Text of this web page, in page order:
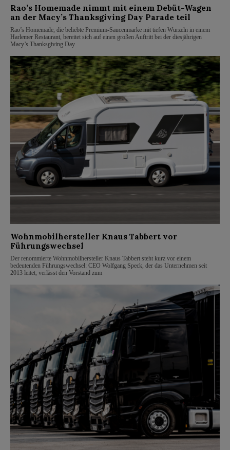
Rao’s Homemade nimmt mit einem Debüt-Wagen
an der Macy’s Thanksgiving Day Parade teil
Rao’s Homemade, die beliebte Premium-Saucenmarke mit tiefen Wurzeln in einem
Harlemer Restaurant, bereitet sich auf einen großen Auftritt bei der diesjährigen
Macy’s Thanksgiving Day
Wohnmobilhersteller Knaus Tabbert vor
Führungswechsel
Der renommierte Wohnmobilhersteller Knaus Tabbert steht kurz vor einem
bedeutenden Führungswechsel: CEO Wolfgang Speck, der das Unternehmen seit
2013 leitet, verlässt den Vorstand zum